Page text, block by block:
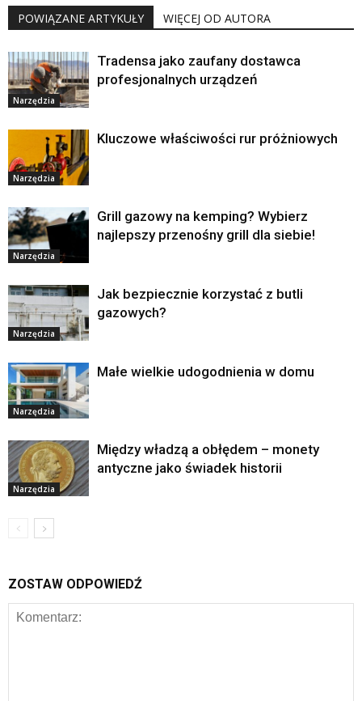
POWIĄZANE ARTYKUŁY WIĘCEJ OD AUTORA
Narzędzia
Tradensa jako zaufany dostawca
profesjonalnych urządzeń
Narzędzia
Kluczowe właściwości rur próżniowych
Narzędzia
Grill gazowy na kemping? Wybierz
najlepszy przenośny grill dla siebie!
Narzędzia
Jak bezpiecznie korzystać z butli
gazowych?
Narzędzia
Małe wielkie udogodnienia w domu
Narzędzia
Między władzą a obłędem – monety
antyczne jako świadek historii
ZOSTAW ODPOWIEDŹ